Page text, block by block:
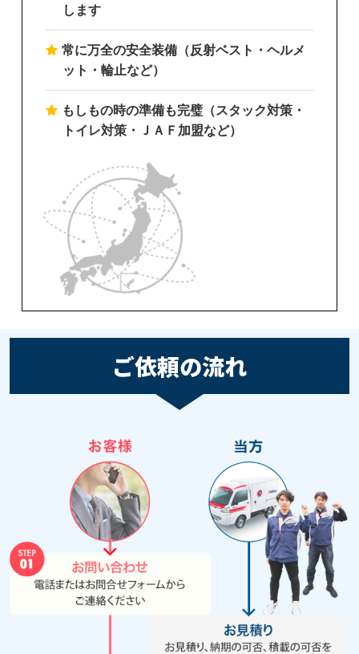
します
常に万全の安全装備（反射ベスト・ヘルメ
ット・輪止など）
もしもの時の準備も完璧（スタック対策・
トイレ対策・ＪＡＦ加盟など）
ご依頼の流れ